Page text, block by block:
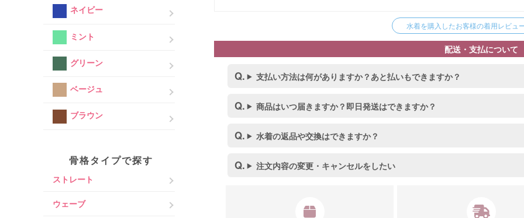
ネイビー
ミント
グリーン
ベージュ
ブラウン
骨格タイプで探す
ストレート
ウェーブ
水着を購入したお客様の着用レビュ
配送・支払について
支払い方法は何がありますか？あと払いもできますか？
商品はいつ届きますか？即日発送はできますか？
水着の返品や交換はできますか？
注文内容の変更・キャンセルをしたい